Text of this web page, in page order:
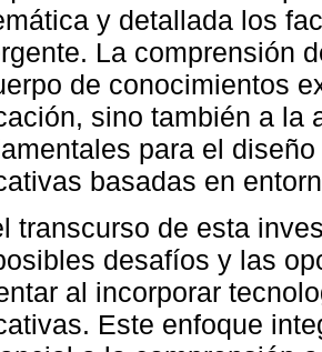
y detallada los
La comprensión
de conocimientos
sino también a la
para el
basadas en
transcurso de esta
desafíos y las
al incorporar
Este enfoque